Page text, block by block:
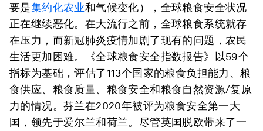
要是集约化农业和气候变化），全球粮食安全状况
正在继续恶化。在大流行之前，全球粮食系统就存
在压力，而新冠肺炎疫情加剧了现有的问题，农民
生活更加困难。《全球粮食安全指数报告》以59个
指标为基础，评估了113个国家的粮食负担能力、粮
食供应、粮食质量、粮食安全和粮食自然资源/复原
力的情况。芬兰在2020年被评为粮食安全第一大
国，领先于爱尔兰和荷兰。尽管英国脱欧带来了一